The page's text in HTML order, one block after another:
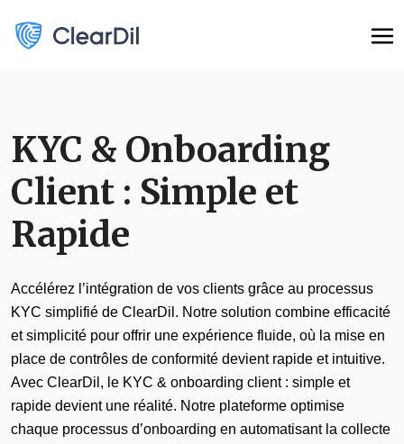
KYC & Onboarding
Client : Simple et
Rapide
Accélérez l’intégration de vos clients grâce au processus
KYC simplifié de ClearDil. Notre solution combine efficacité
et simplicité pour offrir une expérience fluide, où la mise en
place de contrôles de conformité devient rapide et intuitive.
Avec ClearDil, le KYC & onboarding client : simple et
rapide devient une réalité. Notre plateforme optimise
chaque processus d’onboarding en automatisant la collecte